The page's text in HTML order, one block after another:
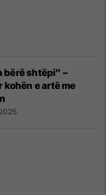
bërë shtëpi” –
e artë me